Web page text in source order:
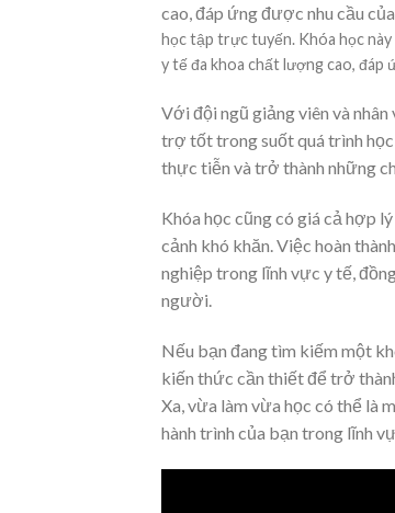
cao, đáp ứng được nhu cầu
học tập trực tuyến. Khóa học
y tế đa khoa chất lượng cao, đáp
Với đội ngũ giảng viên và
trợ tốt trong suốt quá trình
thực tiễn và trở thành những
Khóa học cũng có giá cả hợp
cảnh khó khăn. Việc hoàn
nghiệp trong lĩnh vực y tế,
người.
Nếu bạn đang tìm kiếm một
kiến thức cần thiết để trở
Xa, vừa làm vừa học có thể là
hành trình của bạn trong lĩnh